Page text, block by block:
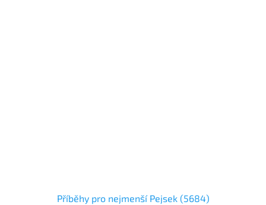
Příběhy pro nejmenší Pejsek (5684)